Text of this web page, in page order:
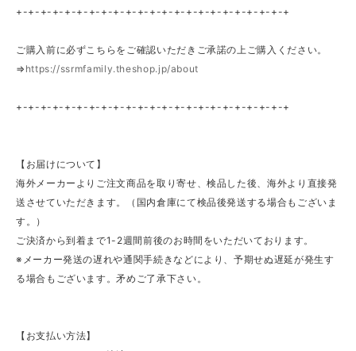
+-+-+-+-+-+-+-+-+-+-+-+-+-+-+-+-+-+-+-+-+-+-+
ご購入前に必ずこちらをご確認いただきご承諾の上ご購入ください。
⇒ https://ssrmfamily.theshop.jp/about
+-+-+-+-+-+-+-+-+-+-+-+-+-+-+-+-+-+-+-+-+-+-+
【お届けについて】
海外メーカーよりご注文商品を取り寄せ、検品した後、海外より直接発
送させていただきます。（国内倉庫にて検品後発送する場合もございま
す。）
ご決済から到着まで1-2週間前後のお時間をいただいております。
※メーカー発送の遅れや通関手続きなどにより、予期せぬ遅延が発生す
る場合もございます。矛めご了承下さい。
【お支払い方法】